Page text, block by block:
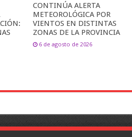
CONTINÚA ALERTA
METEOROLÓGICA POR
VIENTOS EN DISTINTAS
ZONAS DE LA PROVINCIA
6 de agosto de 2026